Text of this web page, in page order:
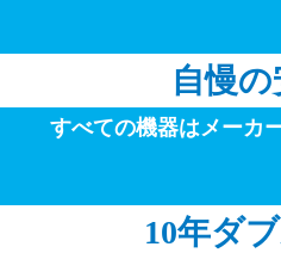
自慢の
すべての機器はメーカ
10年ダ